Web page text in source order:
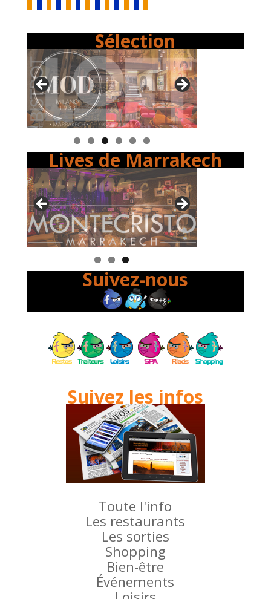
Sélection
Lives de Marrakech
Suivez-nous
Suivez les infos
Toute l'info
Les restaurants
Les sorties
Shopping
Bien-être
Événements